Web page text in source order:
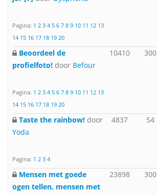
Pagina: 1 2 3 4 5 6 7 8 9 10 11 12 13
14 15 16 17 18 19 20
Beoordeel de
profielfoto! door Befour
Pagina: 1 2 3 4 5 6 7 8 9 10 11 12 13
14 15 16 17 18 19 20
10410 300
Taste the rainbow! door
Yoda
Pagina: 1 2 3 4
4837 54
Mensen met goede
ogen tellen, mensen met
23898 300